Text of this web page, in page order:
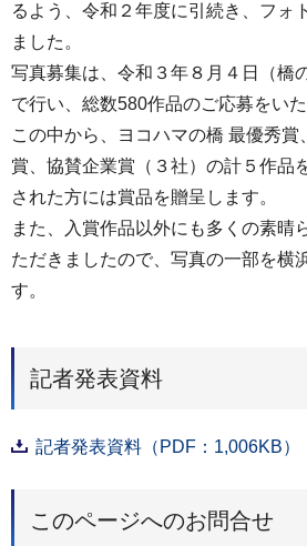
るよう、令和２年度に引続き、フォ
ました。
写真募集は、令和３年８月４日（橋
で行い、総数580作品のご応募をいた
この中から、ヨコハマの橋 最優秀賞
賞、協賛企業賞（３社）の計５作品
された方には賞品を贈呈します。
また、入賞作品以外にも多くの素晴
ただきましたので、写真の一部を横
す。
記者発表資料
記者発表資料（PDF：1,006KB）
このページへのお問合せ